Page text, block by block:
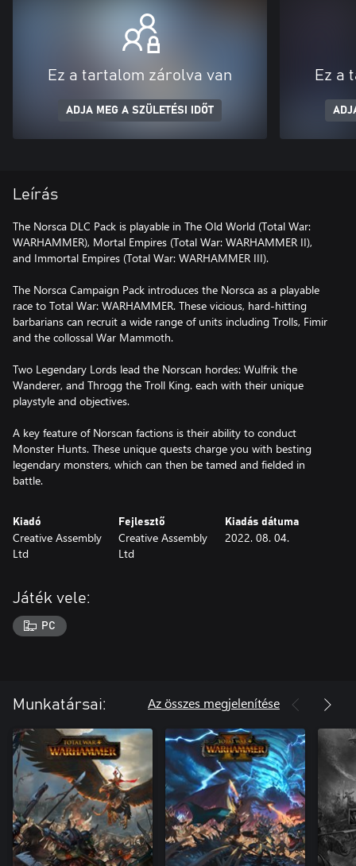
Ez a tartalom zárolva van
ADJA MEG A SZÜLETÉSI IDŐT
Ez a
Leírás
The Norsca DLC Pack is playable in The Old World (Total War:
WARHAMMER), Mortal Empires (Total War: WARHAMMER II),
and Immortal Empires (Total War: WARHAMMER III).
The Norsca Campaign Pack introduces the Norsca as a playable
race to Total War: WARHAMMER. These vicious, hard-hitting
barbarians can recruit a wide range of units including Trolls, Fimir
and the collossal War Mammoth.
Two Legendary Lords lead the Norscan hordes: Wulfrik the
Wanderer, and Throgg the Troll King. each with their unique
playstyle and objectives.
A key feature of Norscan factions is their ability to conduct
Monster Hunts. These unique quests charge you with besting
legendary monsters, which can then be tamed and fielded in
battle.
Kiadó
Creative Assembly
Ltd
Fejlesztő
Creative Assembly
Ltd
Kiadás dátuma
2022. 08. 04.
Játék vele:
PC
Munkatársai: Az összes megjelenítése